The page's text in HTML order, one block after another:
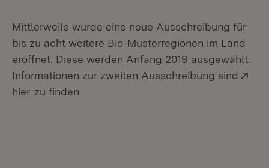
Mittlerweile wurde eine neue Ausschreibung für
bis zu acht weitere Bio-Musterregionen im Land
eröffnet. Diese werden Anfang 2019 ausgewählt.
Informationen zur zweiten Ausschreibung sind
hier (Öffnet in neuem Fenster)
zu finden.